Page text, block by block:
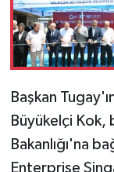
Başkan
Büyükelçi Kok,
Bakanlığı'na
Enterprise